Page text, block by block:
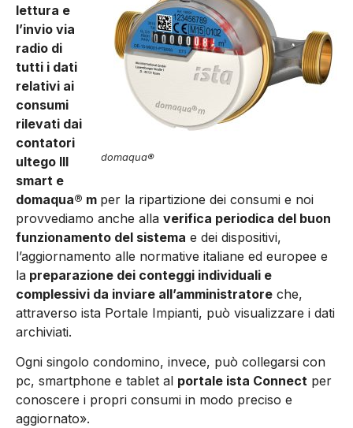
domaqua®
lettura e
l’invio via
radio di
tutti i dati
relativi ai
consumi
rilevati dai
contatori
ultego III
smart e
domaqua® m per la ripartizione dei consumi e noi
provvediamo anche alla verifica periodica del buon
funzionamento del sistema e dei dispositivi,
l’aggiornamento alle normative italiane ed europee e
la preparazione dei conteggi individuali e
complessivi da inviare all’amministratore che,
attraverso ista Portale Impianti, può visualizzare i dati
archiviati.
Ogni singolo condomino, invece, può collegarsi con
pc, smartphone e tablet al portale ista Connect per
conoscere i propri consumi in modo preciso e
aggiornato».